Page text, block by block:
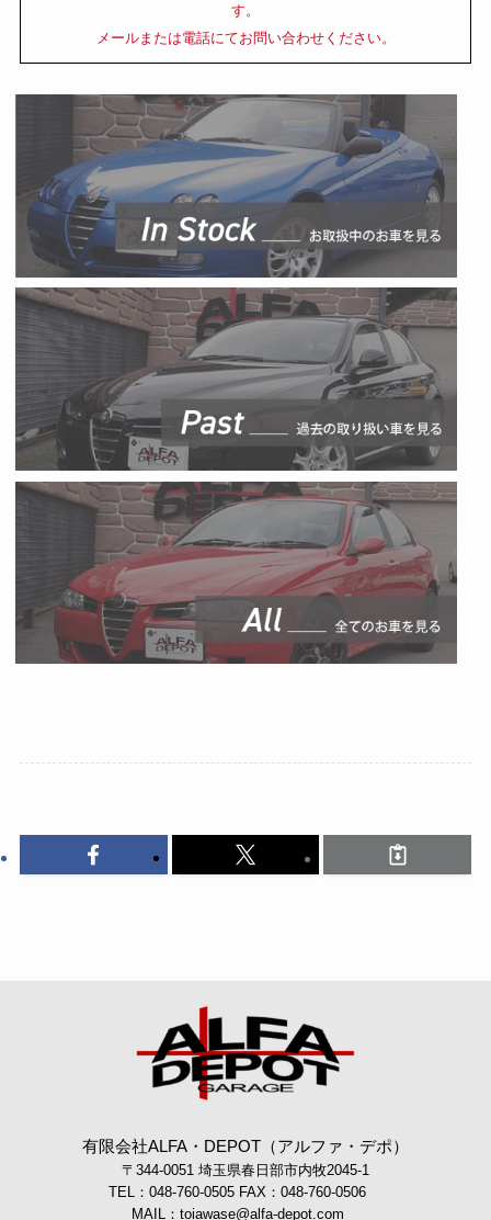
す。
メールまたは電話にてお問い合わせください。
有限会社ALFA・DEPOT（アルファ・デポ）
〒344-0051 埼玉県春日部市内牧2045-1
TEL：048-760-0505 FAX：048-760-0506
MAIL：toiawase@alfa-depot.com